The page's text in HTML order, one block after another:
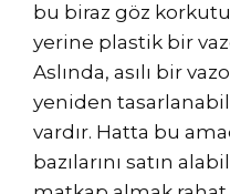
bu biraz göz
yerine plastik bir
Aslında, asılı bir
yeniden
vardır. Hatta bu
bazılarını satın